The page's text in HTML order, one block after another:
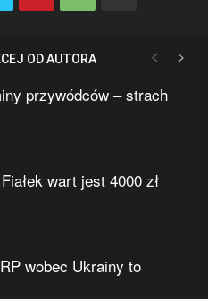
OD AUTORA
przywódców – strach
wart jest 4000 zł
wobec Ukrainy to